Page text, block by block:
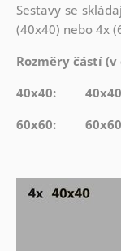
Sestavy se
(40x40) nebo 4x
Rozměry částí (v
40x40: 40x40 |
60x60: 60x60 |